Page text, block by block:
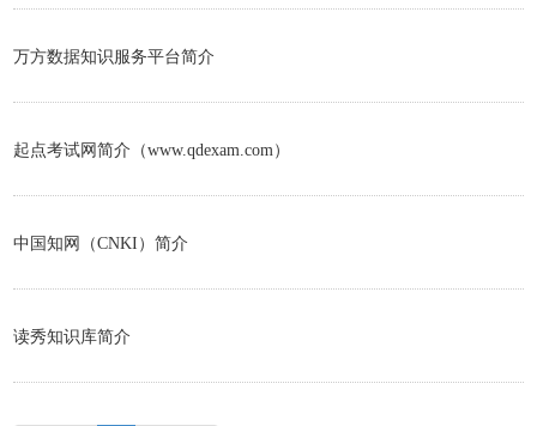
指
南
字
资
源
返
回
主
万方数据知识服务平台简介
起点考试网简介（www.qdexam.com）
中国知网（CNKI）简介
读秀知识库简介